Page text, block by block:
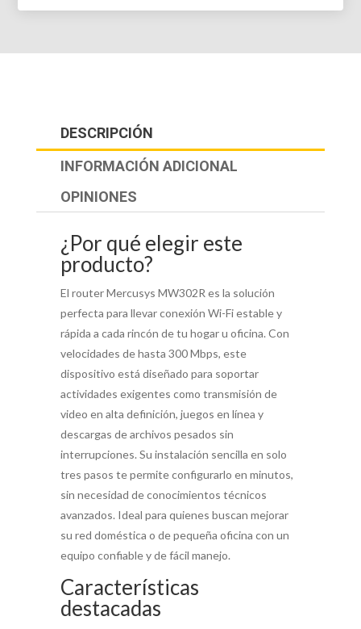
DESCRIPCIÓN
INFORMACIÓN ADICIONAL
OPINIONES
¿Por qué elegir este
producto?
El router Mercusys MW302R es la solución
perfecta para llevar conexión Wi-Fi estable y
rápida a cada rincón de tu hogar u oficina. Con
velocidades de hasta 300 Mbps, este
dispositivo está diseñado para soportar
actividades exigentes como transmisión de
video en alta definición, juegos en línea y
descargas de archivos pesados sin
interrupciones. Su instalación sencilla en solo
tres pasos te permite configurarlo en minutos,
sin necesidad de conocimientos técnicos
avanzados. Ideal para quienes buscan mejorar
su red doméstica o de pequeña oficina con un
equipo confiable y de fácil manejo.
Características
destacadas